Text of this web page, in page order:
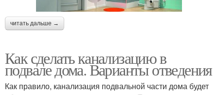
читать дальше →
Как сделать канализацию в
подвале дома. Варианты отведения
Как правило, канализация подвальной части дома будет